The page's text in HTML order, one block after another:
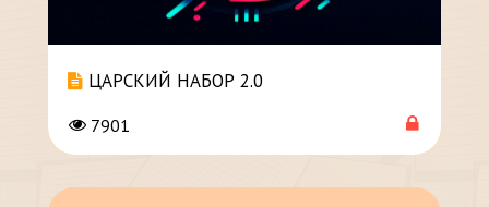
ЦАРСКИЙ НАБОР 2.0
7901